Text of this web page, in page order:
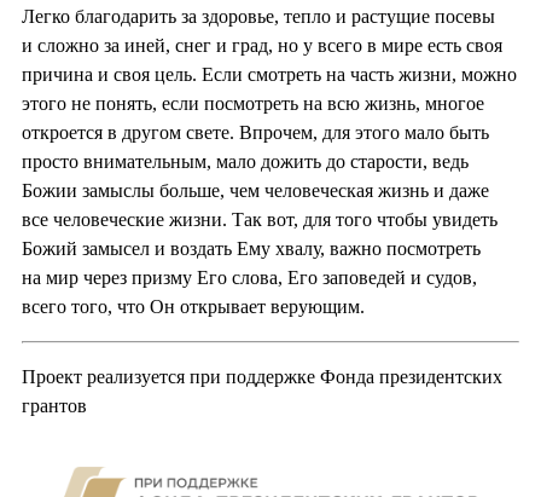
Легко благодарить за здоровье, тепло и растущие посевы
и сложно за иней, снег и град, но у всего в мире есть своя
причина и своя цель. Если смотреть на часть жизни, можно
этого не понять, если посмотреть на всю жизнь, многое
откроется в другом свете. Впрочем, для этого мало быть
просто внимательным, мало дожить до старости, ведь
Божии замыслы больше, чем человеческая жизнь и даже
все человеческие жизни. Так вот, для того чтобы увидеть
Божий замысел и воздать Ему хвалу, важно посмотреть
на мир через призму Его слова, Его заповедей и судов,
всего того, что Он открывает верующим.
Проект реализуется при поддержке Фонда президентских
грантов